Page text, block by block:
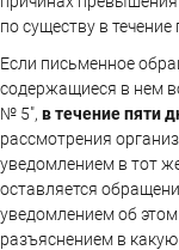
по существу в течение
Если письменное
содержащиеся в нем
№ 5", в течение пяти
рассмотрения
уведомлением в тот
оставляется
уведомлением об
разъяснением в